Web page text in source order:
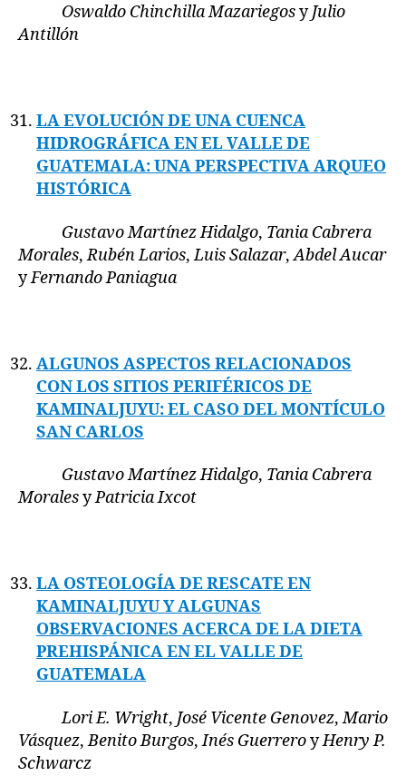
Oswaldo Chinchilla MazariegosyJulio
Antillón
LA EVOLUCIÓN DE UNA CUENCA
HIDROGRÁFICA EN EL VALLE DE
GUATEMALA: UNA PERSPECTIVA ARQUEO
HISTÓRICA
Gustavo Martínez Hidalgo, Tania Cabrera
Morales,Rubén Larios,Luis Salazar,Abdel Aucar
yFernando Paniagua
ALGUNOS ASPECTOS RELACIONADOS
CON LOS SITIOS PERIFÉRICOS DE
KAMINALJUYU: EL CASO DEL MONTÍCULO
SAN CARLOS
Gustavo Martínez Hidalgo, Tania Cabrera
MoralesyPatricia Ixcot
LA OSTEOLOGÍA DE RESCATE EN
KAMINALJUYU Y ALGUNAS
OBSERVACIONES ACERCA DE LA DIETA
PREHISPÁNICA EN EL VALLE DE
GUATEMALA
Lori E. Wright, José Vicente Genovez,Mario
Vásquez,Benito Burgos,Inés GuerreroyHenry P.
Schwarcz